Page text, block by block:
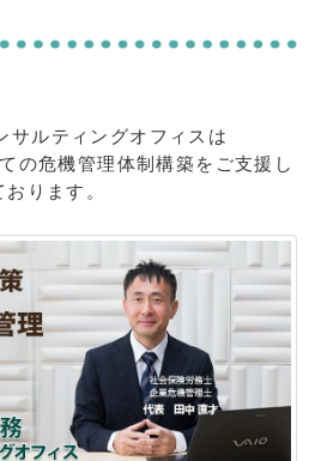
サルティングオフィスは
の危機管理体制構築をご支援し
おります。